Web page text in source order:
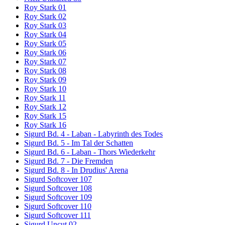
Roy Stark 01
Roy Stark 02
Roy Stark 03
Roy Stark 04
Roy Stark 05
Roy Stark 06
Roy Stark 07
Roy Stark 08
Roy Stark 09
Roy Stark 10
Roy Stark 11
Roy Stark 12
Roy Stark 15
Roy Stark 16
Sigurd Bd. 4 - Laban - Labyrinth des Todes
Sigurd Bd. 5 - Im Tal der Schatten
Sigurd Bd. 6 - Laban - Thors Wiederkehr
Sigurd Bd. 7 - Die Fremden
Sigurd Bd. 8 - In Drudius' Arena
Sigurd Softcover 107
Sigurd Softcover 108
Sigurd Softcover 109
Sigurd Softcover 110
Sigurd Softcover 111